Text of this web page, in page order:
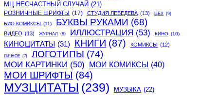
МЦ НЕСЧАСТНЫЙ СЛУЧАЙ (21)
РОЗНИЧНЫЕ ШРИФТЫ (17) СТУДИЯ ЛЕБЕДЕВА (13) ЦЕХ (9)
БИО.КОМИКСЫ (11) БУКВЫ РУКАМИ (68)
ВИДЕО (13) ЖУРНАЛ (8) ИЛЛЮСТРАЦИЯ (53) КИНО (10)
КИНОЦИТАТЫ (31) КНИГИ (87) КОМИКСЫ (12)
ЛИЧНОЕ (7) ЛОГОТИПЫ (74)
МОИ КАРТИНКИ (50) МОИ КОМИКСЫ (40)
МОИ ШРИФТЫ (84)
МУЗЦИТАТЫ (239) МУЗЫКА (22)